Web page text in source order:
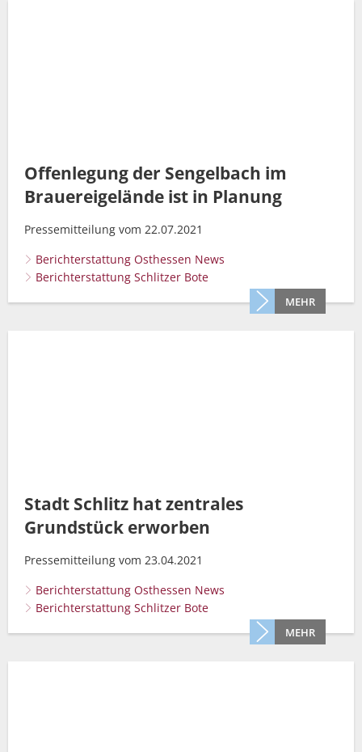
Offenlegung der Sengelbach im
Brauereigelände ist in Planung
Pressemitteilung vom 22.07.2021
Berichterstattung Osthessen News
Berichterstattung Schlitzer Bote
MEHR
Stadt Schlitz hat zentrales
Grundstück erworben
Pressemitteilung vom 23.04.2021
Berichterstattung Osthessen News
Berichterstattung Schlitzer Bote
MEHR